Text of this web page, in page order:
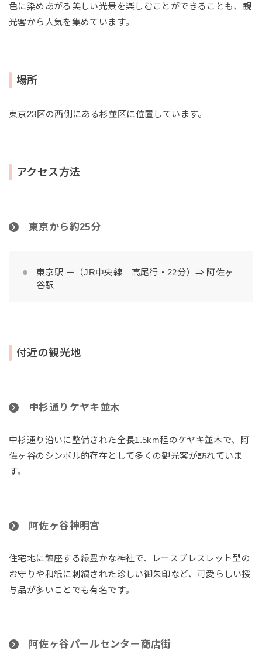
色に染めあがる美しい光景を楽しむことができることも、観
光客から人気を集めています。
場所
東京23区の西側にある杉並区に位置しています。
アクセス方法
東京から約25分
東京駅 －（JR中央線 高尾行・22分）⇒ 阿佐ヶ
谷駅
付近の観光地
中杉通りケヤキ並木
中杉通り沿いに整備された全長1.5km程のケヤキ並木で、阿
佐ヶ谷のシンボル的存在として多くの観光客が訪れていま
す。
阿佐ヶ谷神明宮
住宅地に鎮座する緑豊かな神社で、レースブレスレット型の
お守りや和紙に刺繍された珍しい御朱印など、可愛らしい授
与品が多いことでも有名です。
阿佐ヶ谷パールセンター商店街